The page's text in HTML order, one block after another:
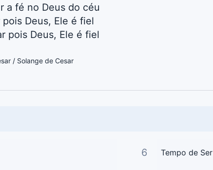
a fé no Deus do céu
Deus, Ele é fiel
pois Deus, Ele é fiel
/ Solange de Cesar
6 Tempo de